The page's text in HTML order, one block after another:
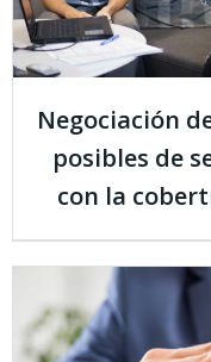
Negociación
posibles de
con la